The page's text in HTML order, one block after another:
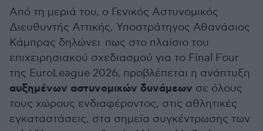
Από τη μεριά του, ο Γενικός Αστυνομικός
Διευθυντής Αττικής, Υποστράτηγος Αθανάσιος
Κάμπρας δηλώνει πως στο πλαίσιο του
επιχειρησιακού σχεδιασμού για το Final Four
της EuroLeague 2026, προβλέπεται η ανάπτυξη
αυξημένων αστυνομικών δυνάμεων σε όλους
τους χώρους ενδιαφέροντος, στις αθλητικές
εγκαταστάσεις, στα σημεία συγκέντρωσης των